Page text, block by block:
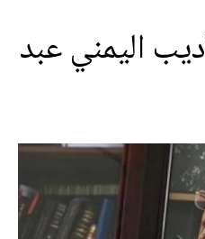
اليمني عبد